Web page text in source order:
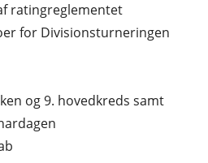
ratingreglementet
for Divisionsturneringen
og 9. hovedkreds samt